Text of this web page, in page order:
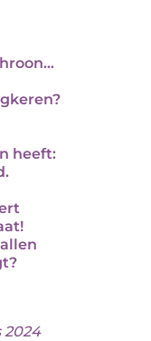
heeft:
2024